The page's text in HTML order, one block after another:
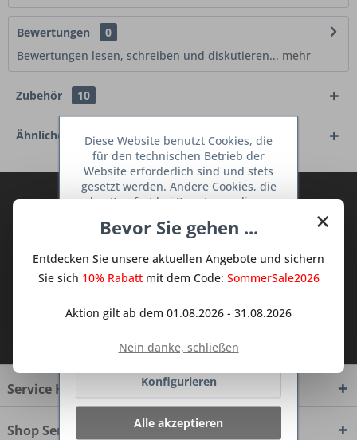
Bewertungen
0
Bewertungen lesen, schreiben und diskutieren... mehr
Zubehör 10
Ähnliche Artikel
Abonnieren Sie den kostenlosen Deine
Sie keine Neuigkeit oder Aktion mehr aus
dem Traum Küchen - Shop.
Ich habe dieDatenschutzbestimmungen
zur Kenntnis genommen.
Service Hotline
Shop Service
×
Bevor Sie gehen ...
Entdecken Sie unsere aktuellen Angebote und sichern
Sie sich 10% Rabattmit dem Code: SommerSale2026
Aktion gilt ab dem 01.08.2026 - 31.08.2026
Nein danke, schließen
Diese Website benutzt Cookies, die
für den technischen Betrieb der
Website erforderlich sind und stets
gesetzt werden. Andere Cookies, die
den Komfort bei Benutzung dieser
dienen oder die Interaktion mit
Netzwerken vereinfachen sollen,
werden nur mit Ihrer Zustimmung
Ablehnen
Konfigurieren
Alle akzeptieren